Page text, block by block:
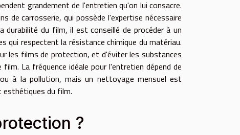
grandement de l'entretien qu'on lui consacre.
de carrosserie, qui possède l'expertise nécessaire
du film, il est conseillé de procéder à un
qui respectent la résistance chimique du matériau.
les films de protection, et d'éviter les substances
La fréquence idéale pour l'entretien dépend de
à la pollution, mais un nettoyage mensuel est
du film.
?